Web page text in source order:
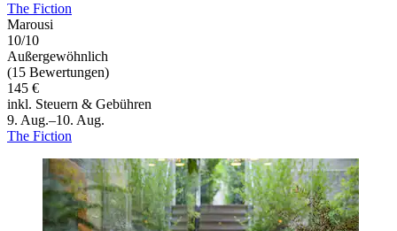
The Fiction
Marousi
10/10
Außergewöhnlich
(15 Bewertungen)
145 €
inkl. Steuern & Gebühren
9. Aug.–10. Aug.
The Fiction